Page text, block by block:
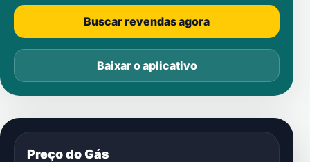
Buscar revendas agora
Baixar o aplicativo
Preço do Gás